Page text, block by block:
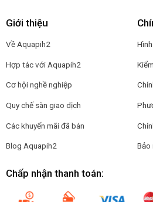
Giới thiệu
Về Aquapih2
Hợp tác với Aquapih2
Cơ hội nghề nghiệp
Quy chế sàn giao dịch
Các khuyến mãi đã bán
Blog Aquapih2 Bảo
Chấp nhận thanh toán: